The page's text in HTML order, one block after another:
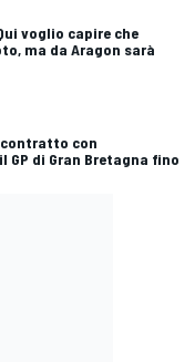
voglio capire che
ma da Aragon sarà
contratto con
di Gran Bretagna fino